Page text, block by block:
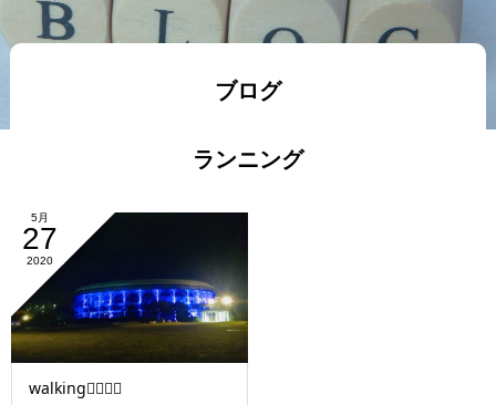
ブログ
ランニング
5月
27
2020
walking🚶‍♀️🚶‍♀️